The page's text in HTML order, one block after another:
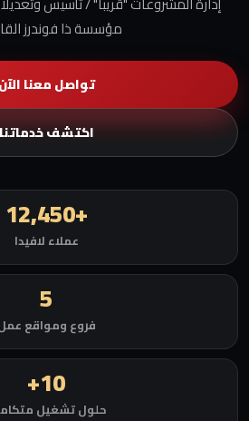
مؤسسة ذا فوندرز
تواصل معنا الآن
اكتشف
+12,450
عملاء لافيدا
5
فروع ومواقع
10+
حلول تشغيل